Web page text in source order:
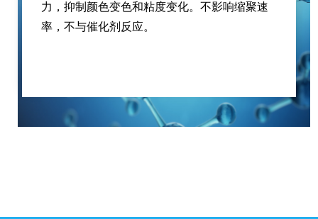
力，抑制颜色变色和粘度变化。不影响缩聚速
率，不与催化剂反应。